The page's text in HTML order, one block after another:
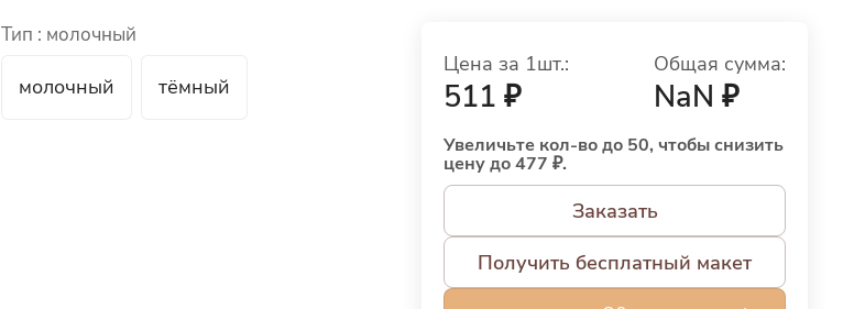
Тип : молочный
молочный тёмный
Цена за 1шт.:
511 ₽
Общая сумма:
NaN ₽
Увеличьте кол-во до 50, чтобы снизить
цену до 477 ₽.
Заказать
Получить бесплатный макет